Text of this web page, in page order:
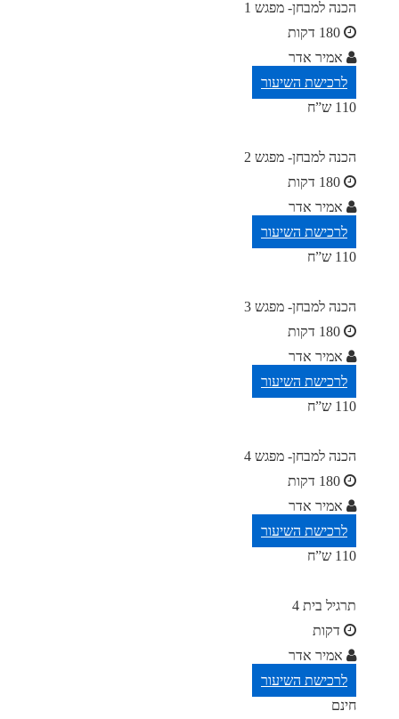
הכנה למבחן- מפגש 1
אמיר אדר
לרכישת השיעור
110 ש”ח
הכנה למבחן- מפגש 2
אמיר אדר
לרכישת השיעור
110 ש”ח
הכנה למבחן- מפגש 3
אמיר אדר
לרכישת השיעור
110 ש”ח
הכנה למבחן- מפגש 4
אמיר אדר
לרכישת השיעור
110 ש”ח
תרגיל בית 4
דקות
אמיר אדר
לרכישת השיעור
חינם